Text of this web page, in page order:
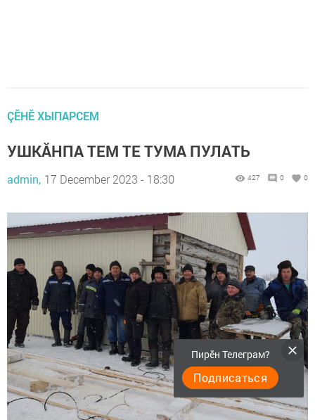
ÇӖНӖ ХЫПАРСЕМ
УШКĂНПА ТЕМ ТЕ ТУМА ПУЛАТЬ
admin, 17 December 2023 - 18:30 427 0 0
Пирӗн Телеграм?
Подписаться